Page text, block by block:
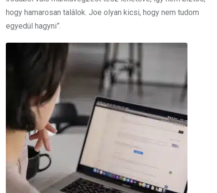
hogy hamarosan találok. Joe olyan kicsi, hogy nem tudom
egyedül hagyni”.